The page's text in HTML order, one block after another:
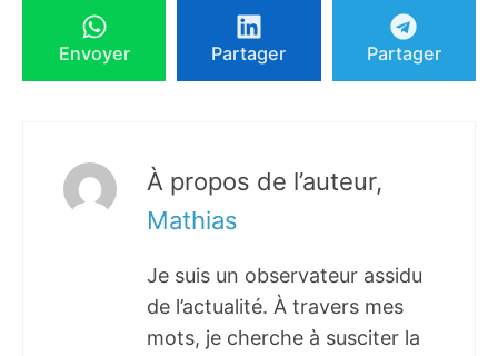
Envoyer Partager Partager
À propos de l’auteur,
Mathias
Je suis un observateur assidu
de l’actualité. À travers mes
mots, je cherche à susciter la